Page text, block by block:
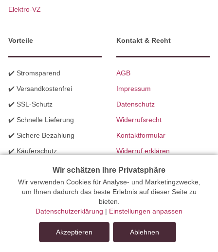
Elektro-VZ
Vorteile
✔️ Stromsparend
✔️ Versandkostenfrei
✔️ SSL-Schutz
✔️ Schnelle Lieferung
✔️ Sichere Bezahlung
✔️ Käuferschutz
✔️ B2B Programm
✔️ Schneller Support
Kontakt & Recht
AGB
Impressum
Datenschutz
Widerrufsrecht
Kontaktformular
Widerruf erklären
Batteriegesetzhinweise
Richtlinien für Werbung
Ihr Onlinefachhandel für Beleuchtung seit 2012 | Erstellt mit
peleides.io
Wir schätzen Ihre Privatsphäre
Wir verwenden Cookies für Analyse- und Marketingzwecke,
um Ihnen dadurch das beste Erlebnis auf dieser Seite zu
bieten.
Datenschutzerklärung | Einstellungen anpassen
Akzeptieren Ablehnen